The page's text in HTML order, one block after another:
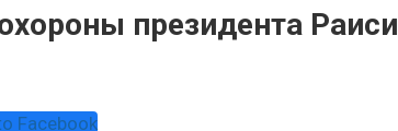
президента Раиси